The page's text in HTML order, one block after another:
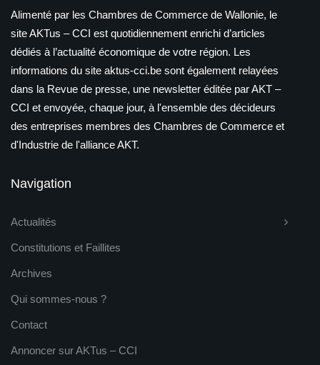
Alimenté par les Chambres de Commerce de Wallonie, le
site AKTus – CCI est quotidiennement enrichi d’articles
dédiés à l’actualité économique de votre région. Les
informations du site aktus-cci.be sont également relayées
dans la Revue de presse, une newsletter éditée par AKT –
CCI et envoyée, chaque jour, à l'ensemble des décideurs
des entreprises membres des Chambres de Commerce et
d'Industrie de l'alliance AKT.
Navigation
Actualités
Constitutions et Faillites
Archives
Qui sommes-nous ?
Contact
Annoncer sur AKTus – CCI